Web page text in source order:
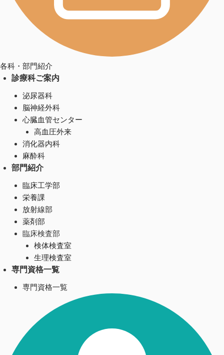
各科・部門紹介
診療科ご案内
泌尿器科
脳神経外科
心臓血管センター
高血圧外来
消化器内科
麻酔科
部門紹介
臨床工学部
栄養課
放射線部
薬剤部
臨床検査部
検体検査室
生理検査室
専門資格一覧
専門資格一覧